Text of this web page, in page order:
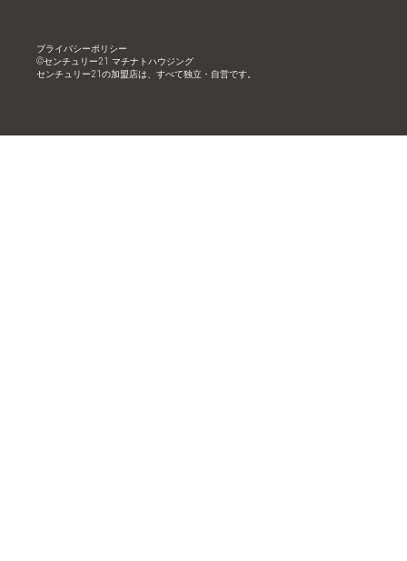
センチュリー21の加盟店は、すべて独立・自営です。
©︎センチュリー21 マチナトハウジング
プライバシーポリシー